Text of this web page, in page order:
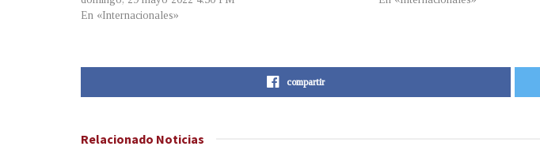
En «Internacionales»
compartir
Relacionado Noticias